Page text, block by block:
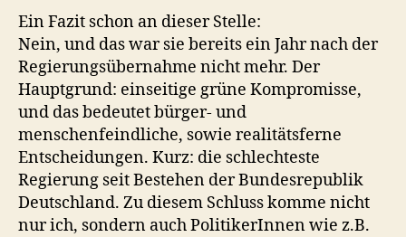
Ein Fazit schon an dieser Stelle:
Nein, und das war sie bereits ein Jahr nach der
Regierungsübernahme nicht mehr. Der
Hauptgrund: einseitige grüne Kompromisse,
und das bedeutet bürger- und
menschenfeindliche, sowie realitätsferne
Entscheidungen. Kurz: die schlechteste
Regierung seit Bestehen der Bundesrepublik
Deutschland. Zu diesem Schluss komme nicht
nur ich, sondern auch PolitikerInnen wie z.B.